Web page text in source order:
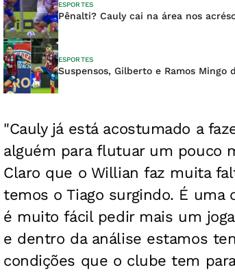
ESPORTES
Pênalti? Cauly cai na área nos
ESPORTES
Suspensos, Gilberto e Ramos Mingo
"Cauly já está acostumado a
alguém para flutuar um pouco
Claro que o Willian faz muita
temos o Tiago surgindo. É uma
é muito fácil pedir mais um
e dentro da análise estamos
condições que o clube tem